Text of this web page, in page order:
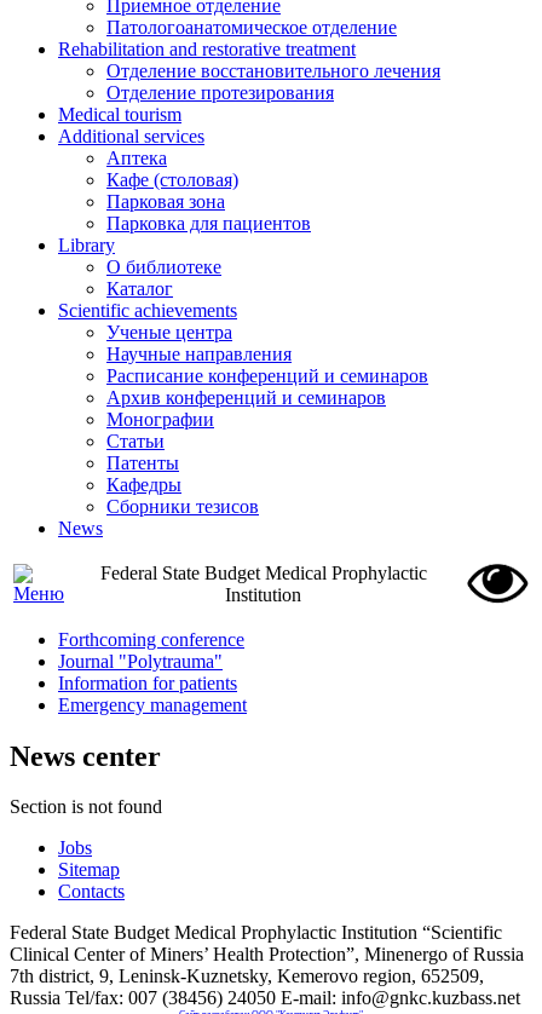
Приемное отделение
Патологоанатомическое отделение
Rehabilitation and restorative treatment
Отделение восстановительного лечения
Отделение протезирования
Medical tourism
Additional services
Аптека
Кафе (столовая)
Парковая зона
Парковка для пациентов
Library
О библиотеке
Каталог
Scientific achievements
Ученые центра
Научные направления
Расписание конференций и семинаров
Архив конференций и семинаров
Монографии
Статьи
Патенты
Кафедры
Сборники тезисов
News
Federal State Budget Medical Prophylactic
Institution
Forthcoming conference
Journal "Polytrauma"
Information for patients
Emergency management
News center
Section is not found
Jobs
Sitemap
Contacts
Federal State Budget Medical Prophylactic Institution “Scientific
Clinical Center of Miners’ Health Protection”, Minenergo of Russia
7th district, 9, Leninsk-Kuznetsky, Kemerovo region, 652509,
Russia Tel/fax: 007 (38456) 24050 E-mail: info@gnkc.kuzbass.net